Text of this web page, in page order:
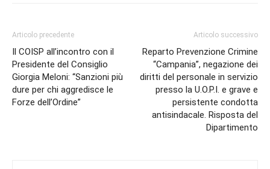
Articolo precedente
Il COISP all’incontro con il
Presidente del Consiglio
Giorgia Meloni: “Sanzioni più
dure per chi aggredisce le
Forze dell’Ordine”
Articolo successivo
Reparto Prevenzione Crimine
“Campania”, negazione dei
diritti del personale in servizio
presso la U.O.P.I. e grave e
persistente condotta
antisindacale. Risposta del
Dipartimento